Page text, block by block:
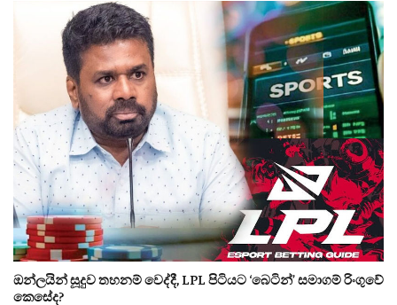
ඔන්ලයින් සූදුව තහනම් වෙද්දී, LPL පිටියට ‘බෙටින්’ සමාගම් රිංගුවේ
කෙසේද?